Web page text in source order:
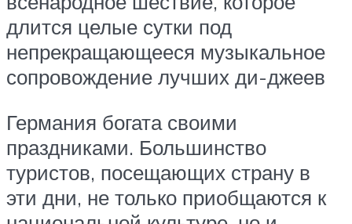
длится целые сутки под
непрекращающееся музыкальное
сопровождение лучших ди-джеев
Германия богата своими
праздниками. Большинство
туристов, посещающих страну в
эти дни, не только приобщаются к